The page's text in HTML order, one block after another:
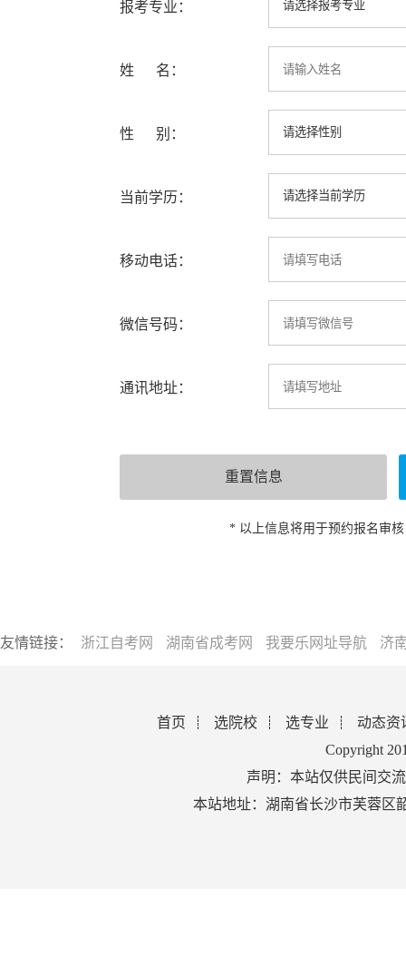
报考专业：
姓 名：
性 别：
当前学历：
移动电话：
微信号码：
通讯地址：
* 以上信息将用于预约报名审
友情链接： 浙江自考网 湖南省成考网 我要乐网址导航 济
首页 选院校 选专业
动态资
Copyright
声明：本站仅供民间交
本站地址：湖南省长沙市芙蓉区